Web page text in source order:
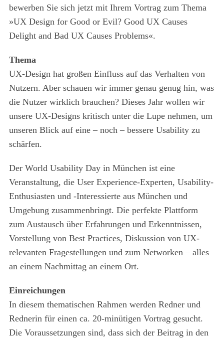
bewerben Sie sich jetzt mit Ihrem Vortrag zum Thema
»UX Design for Good or Evil? Good UX Causes
Delight and Bad UX Causes Problems«.
Thema
UX-Design hat großen Einfluss auf das Verhalten von
Nutzern. Aber schauen wir immer genau genug hin, was
die Nutzer wirklich brauchen? Dieses Jahr wollen wir
unsere UX-Designs kritisch unter die Lupe nehmen, um
unseren Blick auf eine – noch – bessere Usability zu
schärfen.
Der World Usability Day in München ist eine
Veranstaltung, die User Experience-Experten, Usability-
Enthusiasten und -Interessierte aus München und
Umgebung zusammenbringt. Die perfekte Plattform
zum Austausch über Erfahrungen und Erkenntnissen,
Vorstellung von Best Practices, Diskussion von UX-
relevanten Fragestellungen und zum Networken – alles
an einem Nachmittag an einem Ort.
Einreichungen
In diesem thematischen Rahmen werden Redner und
Rednerin für einen ca. 20-minütigen Vortrag gesucht.
Die Voraussetzungen sind, dass sich der Beitrag in den